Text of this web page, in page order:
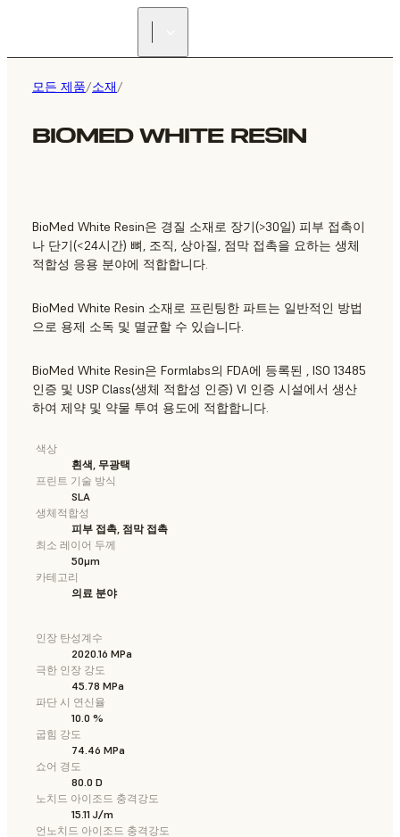
모든 제품/소재/
BIOMED WHITE RESIN
BioMed White Resin은 경질 소재로 장기(>30일) 피부 접촉이
나 단기(<24시간) 뼈, 조직, 상아질, 점막 접촉을 요하는 생체
적합성 응용 분야에 적합합니다.
BioMed White Resin 소재로 프린팅한 파트는 일반적인 방법
으로 용제 소독 및 멸균할 수 있습니다.
BioMed White Resin은 Formlabs의 FDA에 등록된 , ISO 13485
인증 및 USP Class(생체 적합성 인증) VI 인증 시설에서 생산
하여 제약 및 약물 투여 용도에 적합합니다.
색상
흰색, 무광택
프린트 기술 방식
SLA
생체적합성
피부 접촉, 점막 접촉
최소 레이어 두께
50μm
카테고리
의료 분야
인장 탄성계수
2020.16 MPa
극한 인장 강도
45.78 MPa
파단 시 연신율
10.0 %
굽힘 강도
74.46 MPa
쇼어 경도
80.0 D
노치드 아이조드 충격강도
15.11 J/m
언노치드 아이조드 충격강도